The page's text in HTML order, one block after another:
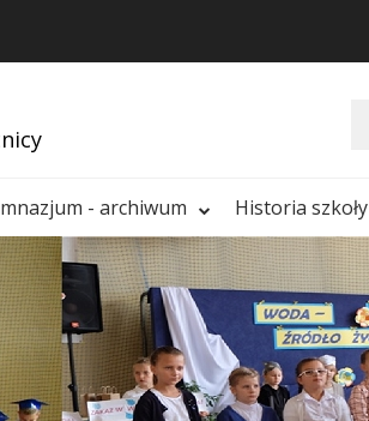
- archiwum Historia szkoły